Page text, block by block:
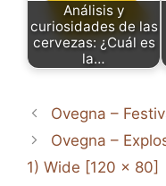
Análisis y
curiosidades de las
cervezas: ¿Cuál es
la…
Ovegna –
Ovegna –
1) Wide [120 x 80]